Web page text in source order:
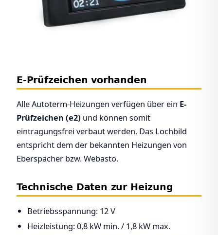
E-Prüfzeichen vorhanden
Alle Autoterm-Heizungen verfügen über ein E-
Prüfzeichen (e2) und können somit
eintragungsfrei verbaut werden. Das Lochbild
entspricht dem der bekannten Heizungen von
Eberspächer bzw. Webasto.
Technische Daten zur Heizung
Betriebsspannung: 12 V
Heizleistung: 0,8 kW min. / 1,8 kW max.